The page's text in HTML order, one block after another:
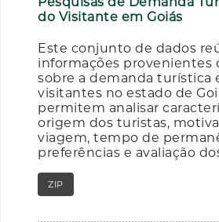
do Visitante em Goiás
Este conjunto de dados
informações provenientes
sobre a demanda turística
visitantes no estado de
permitem analisar
origem dos turistas,
viagem, tempo de
preferências e avaliação
ZIP